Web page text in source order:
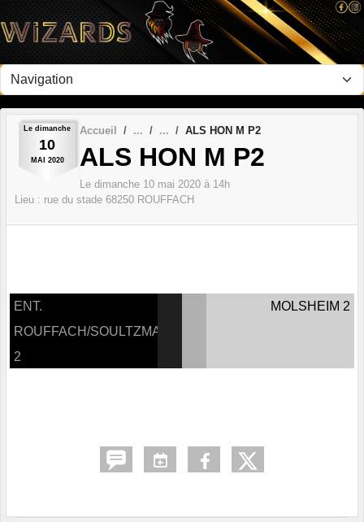
Le dimanche
10
MAI 2020
Accueil ALS HON M P2
ALS HON M P2
Le dimanche 10 mai 2020 à 14h
Lieu : rue du stade 68250 ROUFFACH
ENT.
ROUFFACH/SOULTZMATT
2
MOLSHEIM 2
Panneau de gestion des cookies